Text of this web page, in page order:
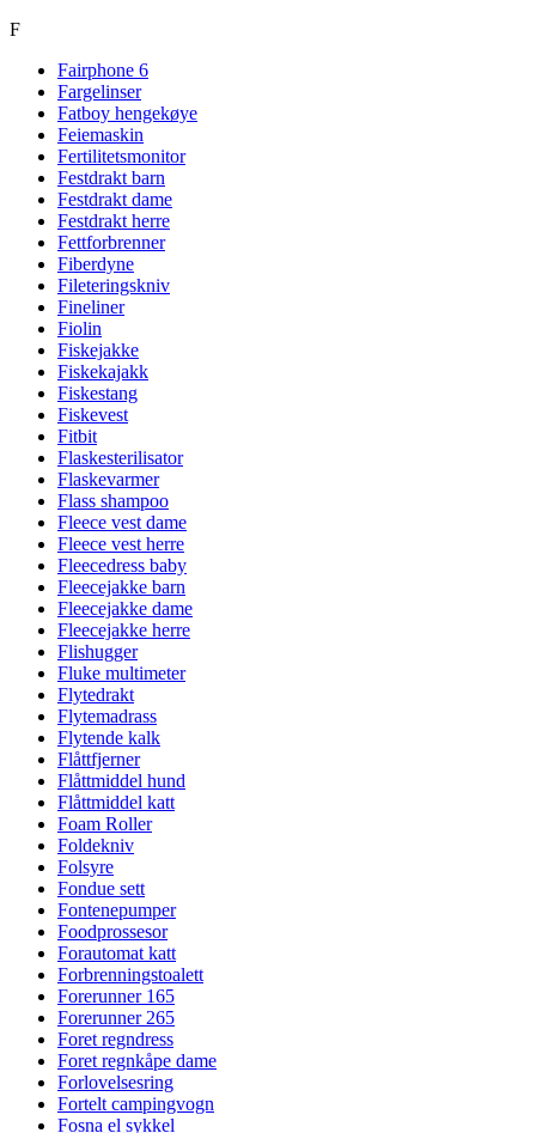
F
Fairphone 6
Fargelinser
Fatboy hengekøye
Feiemaskin
Fertilitetsmonitor
Festdrakt barn
Festdrakt dame
Festdrakt herre
Fettforbrenner
Fiberdyne
Fileteringskniv
Fineliner
Fiolin
Fiskejakke
Fiskekajakk
Fiskestang
Fiskevest
Fitbit
Flaskesterilisator
Flaskevarmer
Flass shampoo
Fleece vest dame
Fleece vest herre
Fleecedress baby
Fleecejakke barn
Fleecejakke dame
Fleecejakke herre
Flishugger
Fluke multimeter
Flytedrakt
Flytemadrass
Flytende kalk
Flåttfjerner
Flåttmiddel hund
Flåttmiddel katt
Foam Roller
Foldekniv
Folsyre
Fondue sett
Fontenepumper
Foodprossesor
Forautomat katt
Forbrenningstoalett
Forerunner 165
Forerunner 265
Foret regndress
Foret regnkåpe dame
Forlovelsesring
Fortelt campingvogn
Fosna el sykkel